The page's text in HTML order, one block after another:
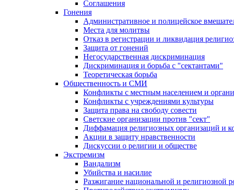
Соглашения
Гонения
Административное и полицейское
Места для молитвы
Отказ в регистрации и ликвидация
Защита от гонений
Негосударственная дискриминация
Дискриминация и борьба с "сектантами"
Теоретическая борьба
Общественность и СМИ
Конфликты с местным населением и
Конфликты с учреждениями культуры
Защита права на свободу совести
Светские организации против "сект"
Диффамация религиозных организаций и
Акции в защиту нравственности
Дискуссии о религии и обществе
Экстремизм
Вандализм
Убийства и насилие
Разжигание национальной и религиозной